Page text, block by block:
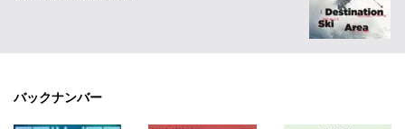
バックナンバー